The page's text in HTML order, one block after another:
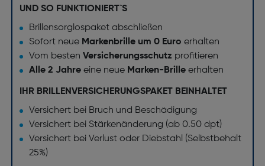
UND SO FUNKTIONIERT`S
Brillensorglospaket abschließen
Sofort neue Markenbrille um 0 Euro erhalten
Vom besten Versicherungsschutz profitieren
Alle 2 Jahreeine neue Marken-Brille erhalten
IHR BRILLENVERSICHERUNGSPAKET BEINHALTET
Versichert bei Bruch und Beschädigung
Versichert bei Stärkenänderung (ab 0.50 dpt)
Versichert bei Verlust oder Diebstahl (Selbstbehalt
25%)